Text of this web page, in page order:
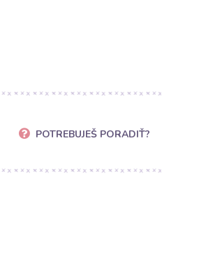
POTREBUJEŠ PORADIŤ?